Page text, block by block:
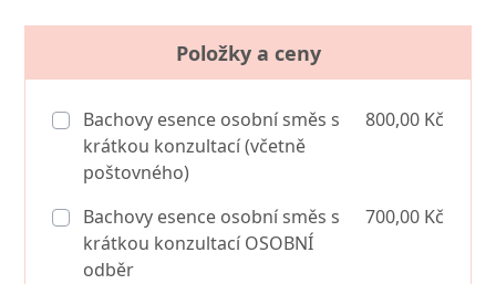
Položky a ceny
Bachovy esence osobní směs s
krátkou konzultací (včetně
poštovného)
800,00 Kč
Bachovy esence osobní směs s
krátkou konzultací OSOBNÍ
odběr
700,00 Kč